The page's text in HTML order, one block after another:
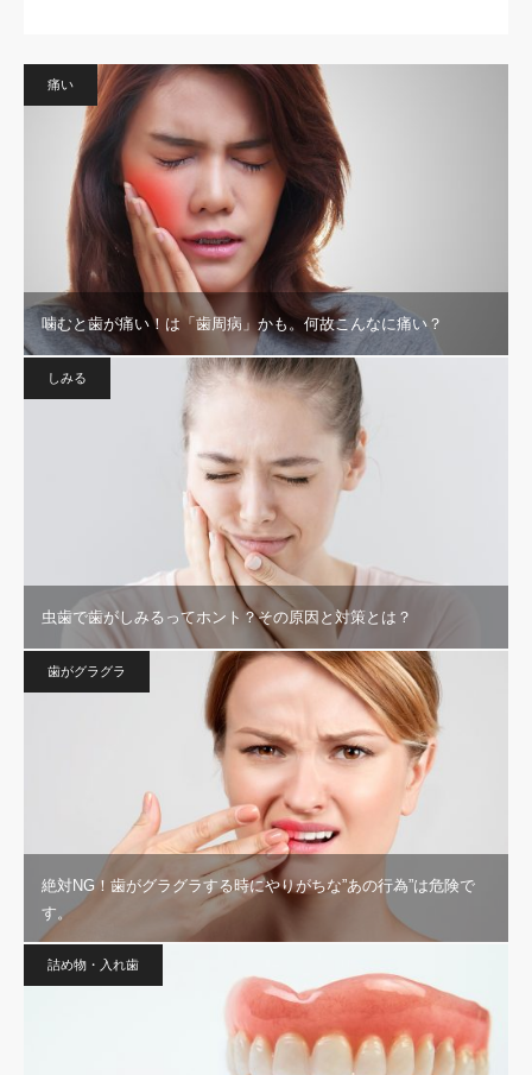
痛い
噛むと歯が痛い！は「歯周病」かも。何故こんなに痛い？
しみる
虫歯で歯がしみるってホント？その原因と対策とは？
歯がグラグラ
絶対NG！歯がグラグラする時にやりがちな”あの行為”は危険で
す。
詰め物・入れ歯